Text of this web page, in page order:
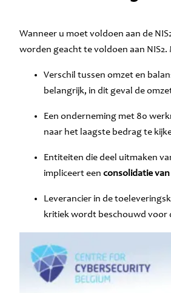
Wanneer u moet voldoen aan de
worden geacht te voldoen aan
Verschil tussen omzet en
belangrijk, in dit geval de
Een onderneming met 80
naar het laagste bedrag te
Entiteiten die deel uitmaken
impliceert eenconsolidatie
Leverancier in de
kritiek wordt beschouwd voor